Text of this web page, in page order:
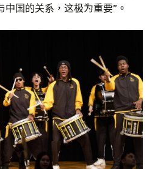
国的关系，这极为重要”。